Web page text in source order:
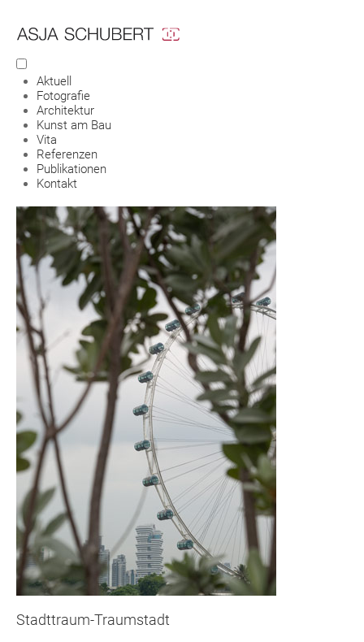
Aktuell
Fotografie
Architektur
Kunst am Bau
Vita
Referenzen
Publikationen
Kontakt
Stadttraum-Traumstadt